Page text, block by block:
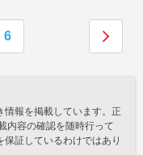
6
報を掲載しています。正
内容の確認を随時行って
証しているわけではあり